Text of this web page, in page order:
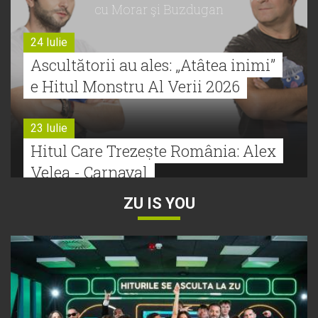
cu Morar şi Buzdugan
24 Iulie
Ascultătorii au ales: „Atâtea inimi”
e Hitul Monstru Al Verii 2026
23 Iulie
Hitul Care Trezește România: Alex
Velea - Carnaval
Bătălie strânsă la Hitul Monstru Al
Verii: Cabron versus Faydee
21 Iulie
ZU IS YOU